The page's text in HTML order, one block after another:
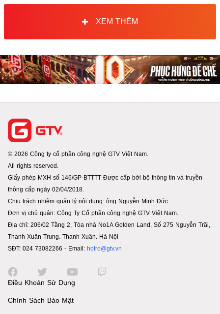
XEM THÊM
© 2026 Công ty cổ phần công nghệ GTV Việt Nam.
All rights reserved.
Giấy phép MXH số 146/GP-BTTTT Được cấp bởi bộ thông tin và truyền
thông cấp ngày 02/04/2018.
Chịu trách nhiệm quản lý nội dung: ông Nguyễn Minh Đức.
Đơn vị chủ quản: Công Ty Cổ phần công nghệ GTV Việt Nam.
Địa chỉ: 206/02 Tầng 2, Tòa nhà No1A Golden Land, Số 275 Nguyễn Trãi,
Thanh Xuân Trung. Thanh Xuân. Hà Nội
SĐT: 024 73082266 - Email: hotro@gtv.vn
Điều Khoản Sử Dụng
Chính Sách Bảo Mật